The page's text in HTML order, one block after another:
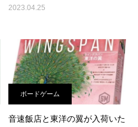
2023.04.25
ボードゲーム
音速飯店と東洋の翼が入荷いた